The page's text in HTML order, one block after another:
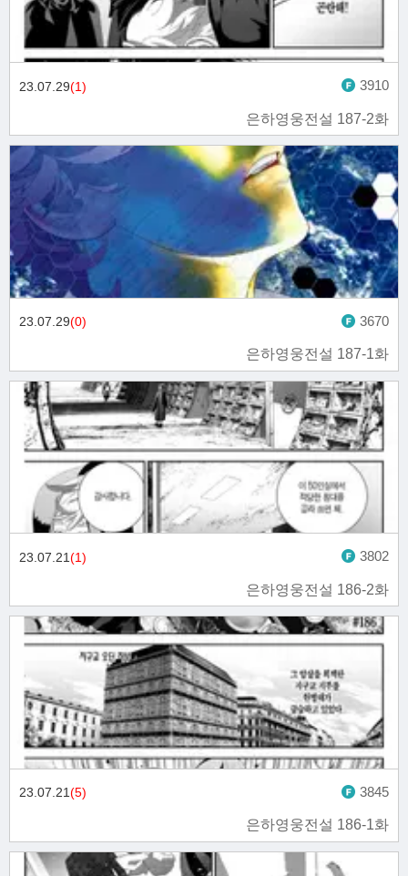
은하영웅전설 187-2화
23.07.29(1) 3910
은하영웅전설 187-1화
23.07.29(0) 3670
은하영웅전설 186-2화
23.07.21(1) 3802
은하영웅전설 186-1화
23.07.21(5) 3845